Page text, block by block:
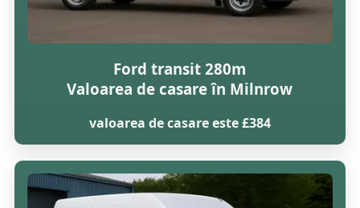
Ford transit 280m
Valoarea de casare în Milnrow
valoarea de casare este £384